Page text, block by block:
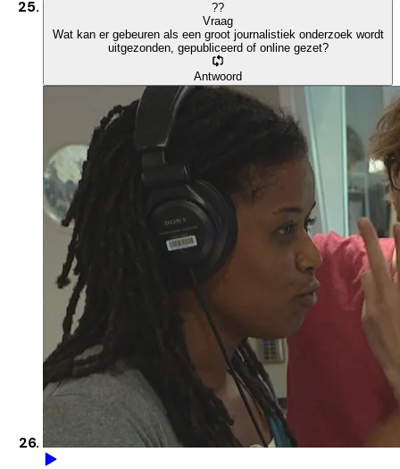
??
Vraag
Wat kan er gebeuren als een groot journalistiek onderzoek wordt
uitgezonden, gepubliceerd of online gezet?
Antwoord